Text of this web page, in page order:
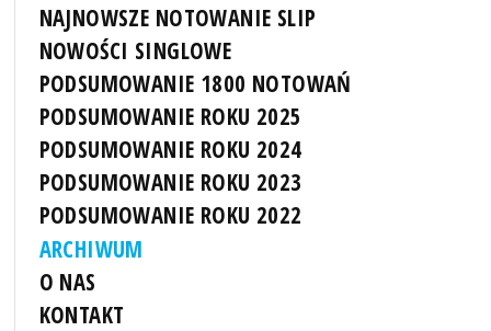
NAJNOWSZE NOTOWANIE SLIP
NOWOŚCI SINGLOWE
PODSUMOWANIE 1800 NOTOWAŃ
PODSUMOWANIE ROKU 2025
PODSUMOWANIE ROKU 2024
PODSUMOWANIE ROKU 2023
PODSUMOWANIE ROKU 2022
ARCHIWUM
O NAS
KONTAKT